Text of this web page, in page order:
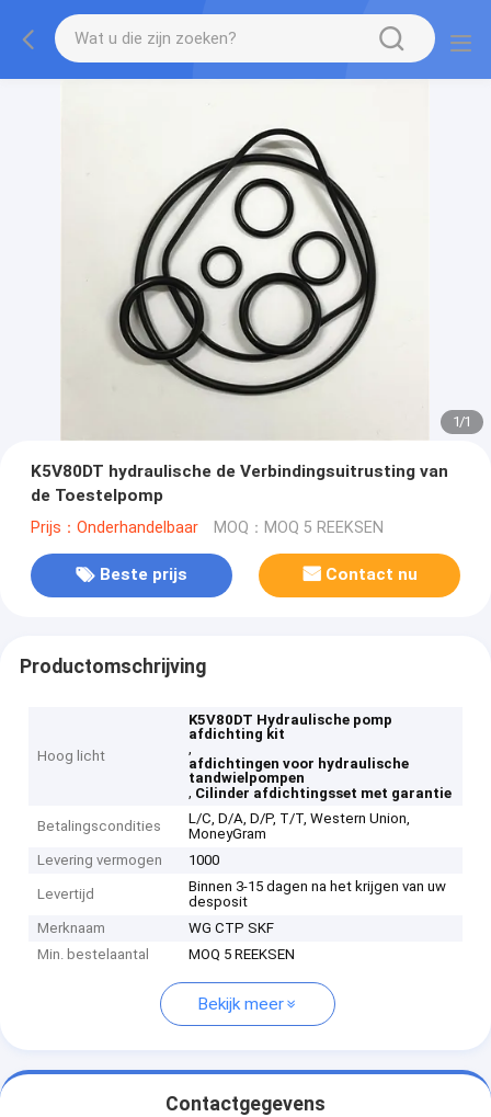
1/1
K5V80DT hydraulische de Verbindingsuitrusting van
de Toestelpomp
Prijs：Onderhandelbaar MOQ：MOQ 5 REEKSEN
Beste prijs Contact nu
Productomschrijving
Hoog licht
K5V80DT Hydraulische pomp
afdichting kit
,
afdichtingen voor hydraulische
tandwielpompen
, Cilinder afdichtingsset met garantie
Betalingscondities
L/C, D/A, D/P, T/T, Western Union,
MoneyGram
Levering vermogen
1000
Levertijd
Binnen 3-15 dagen na het krijgen van uw
desposit
Merknaam
WG CTP SKF
Min. bestelaantal
MOQ 5 REEKSEN
Bekijk meer
Contactgegevens